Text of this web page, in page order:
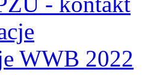
WWB 2022